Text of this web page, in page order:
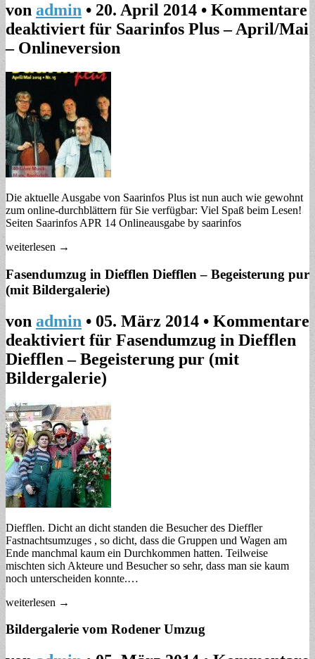
von admin • 20. April 2014 • Kommentare
deaktiviert für Saarinfos Plus – April/Mai
– Onlineversion
Die aktuelle Ausgabe von Saarinfos Plus ist nun auch wie gewohnt
zum online-durchblättern für Sie verfügbar: Viel Spaß beim Lesen!
Seiten Saarinfos APR 14 Onlineausgabe by saarinfos
weiterlesen →
Fasendumzug in Diefflen Diefflen – Begeisterung pur
(mit Bildergalerie)
von admin • 05. März 2014 • Kommentare
deaktiviert für Fasendumzug in Diefflen
Diefflen – Begeisterung pur (mit
Bildergalerie)
Diefflen. Dicht an dicht standen die Besucher des Dieffler
Fastnachtsumzuges , so dicht, dass die Gruppen und Wagen am
Ende manchmal kaum ein Durchkommen hatten. Teilweise
mischten sich Akteure und Besucher so sehr, dass man sie kaum
noch unterscheiden konnte.…
weiterlesen →
Bildergalerie vom Rodener Umzug